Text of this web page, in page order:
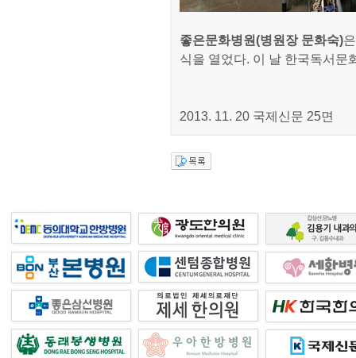
좋은문화병원(병원장 문화숙)
식을 열었다. 이 날 한국독서문
2013. 11. 20 국제신문 25면